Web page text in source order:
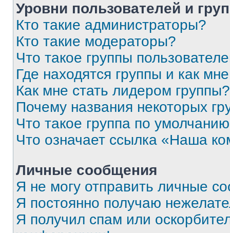
Уровни пользователей и
Кто такие администраторы?
Кто такие модераторы?
Что такое группы
Где находятся группы и как
Как мне стать лидером группы?
Почему названия некоторых
Что такое группа по
Что означает ссылка «Наша
Личные сообщения
Я не могу отправить личные
Я постоянно получаю
Я получил спам или